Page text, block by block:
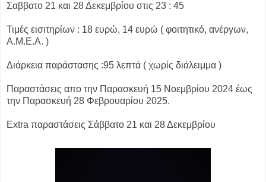
Σαββατο 21 και 28 Δεκεμβρίου στις 23 : 45
Τιμές εισιτηρίων : 18 ευρώ, 14 ευρώ ( φοιτητικό, ανέργων,
Α.Μ.Ε.Α. )
Διάρκεια παράστασης :95 λεπτά ( χωρίς διάλειμμα )
Παραστάσεις απο την Παρασκευή 15 Νοεμβρίου 2024 έως
την Παρασκευή 28 Φεβρουαρίου 2025.
Extra παραστάσεις Σάββατο 21 και 28 Δεκεμβρίου